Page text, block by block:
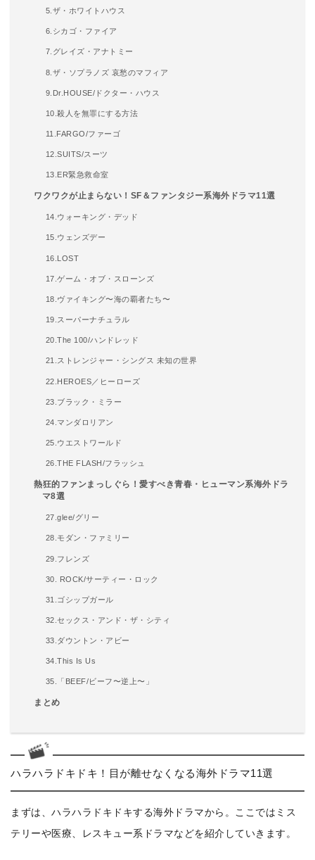
5.ザ・ホワイトハウス
6.シカゴ・ファイア
7.グレイズ・アナトミー
8.ザ・ソプラノズ 哀愁のマフィア
9.Dr.HOUSE/ドクター・ハウス
10.殺人を無罪にする方法
11.FARGO/ファーゴ
12.SUITS/スーツ
13.ER緊急救命室
ワクワクが止まらない！SF＆ファンタジー系海外ドラマ11選
14.ウォーキング・デッド
15.ウェンズデー
16.LOST
17.ゲーム・オブ・スローンズ
18.ヴァイキング〜海の覇者たち〜
19.スーパーナチュラル
20.The 100/ハンドレッド
21.ストレンジャー・シングス 未知の世界
22.HEROES／ヒーローズ
23.ブラック・ミラー
24.マンダロリアン
25.ウエストワールド
26.THE FLASH/フラッシュ
熱狂的ファンまっしぐら！愛すべき青春・ヒューマン系海外ドラ
マ8選
27.glee/グリー
28.モダン・ファミリー
29.フレンズ
30. ROCK/サーティー・ロック
31.ゴシップガール
32.セックス・アンド・ザ・シティ
33.ダウントン・アビー
34.This Is Us
35.「BEEF/ビーフ〜逆上〜」
まとめ
ハラハラドキドキ！目が離せなくなる海外ドラマ11選
まずは、ハラハラドキドキする海外ドラマから。ここではミス
テリーや医療、レスキュー系ドラマなどを紹介していきます。